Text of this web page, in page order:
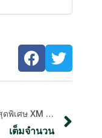
ข้อเสนอสุดพิเศษ XM สำหรับปีใหม่ พร้อมเงินคืน
เต็มจำนวน